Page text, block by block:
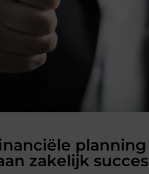
planning
zakelijk succes